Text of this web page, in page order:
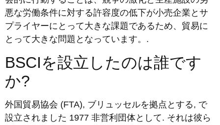
悪な労働条件に対する許容度の低下が小売企業とサ
プライヤーにとって大きな課題であるため、貿易に
とって大きな問題となっています。.
BSCIを設立したのは誰です
か?
外国貿易協会 (FTA), ブリュッセルを拠点とする, で
設立されました 1977 非営利団体として. それは彼ら